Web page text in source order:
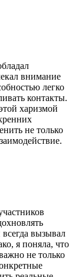
внимание
легко
контакты.
харизмой
не только
вызывал
я поняла, что
не только